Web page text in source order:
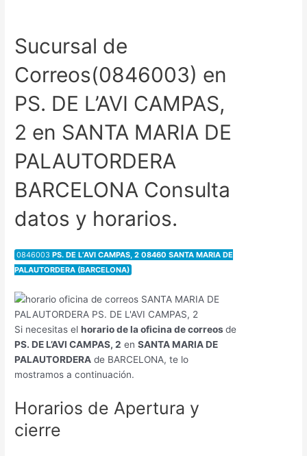
Sucursal de
Correos(0846003) en
PS. DE L’AVI CAMPAS,
2 en SANTA MARIA DE
PALAUTORDERA
BARCELONA Consulta
datos y horarios.
0846003PS. DE L’AVI CAMPAS, 2 08460 SANTA MARIA DE
PALAUTORDERA (BARCELONA)
Si necesitas elhorario de la oficina de correosde
PS. DE L’AVI CAMPAS, 2 enSANTA MARIA DE
PALAUTORDERA de BARCELONA, te lo
mostramos a continuación.
Horarios de Apertura y
cierre